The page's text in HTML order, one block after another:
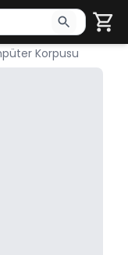
Göndərmək
Korpusu